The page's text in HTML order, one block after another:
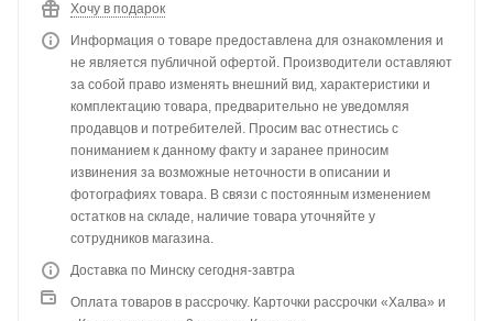
Хочу в подарок
Информация о товаре предоставлена для ознакомления и
не является публичной офертой. Производители оставляют
за собой право изменять внешний вид, характеристики и
комплектацию товара, предварительно не уведомляя
продавцов и потребителей. Просим вас отнестись с
пониманием к данному факту и заранее приносим
извинения за возможные неточности в описании и
фотографиях товара. В связи с постоянным изменением
остатков на складе, наличие товара уточняйте у
сотрудников магазина.
Доставка по Минску сегодня-завтра
Оплата товаров в рассрочку. Карточки рассрочки «Халва» и